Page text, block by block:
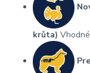
krůta)